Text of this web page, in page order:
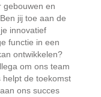
gebouwen en
jij toe aan de
innovatief
functie in een
ontwikkelen?
om ons team
helpt de toekomst
ons succes